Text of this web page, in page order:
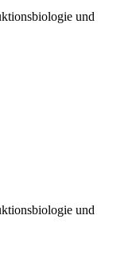
und
und